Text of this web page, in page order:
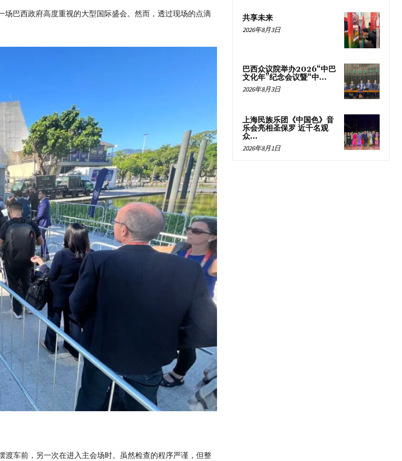
场巴西政府高度重视的大型国际盛会。然而，透过现场的点滴
车前，另一次在进入主会场时。虽然检查的程序严谨，但整
共享未来
2026年8月3日
巴西众议院举办2026“中巴
文化年”纪念会议暨“中...
2026年8月3日
上海民族乐团《中国色》音
乐会亮相圣保罗 近千名观
众...
2026年8月1日